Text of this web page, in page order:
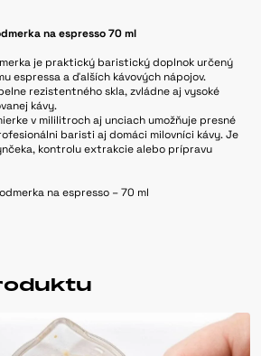
na espresso 70 ml
je praktický baristický doplnok určený
espressa a ďalších kávových nápojov.
rezistentného skla, zvládne aj vysoké
kávy.
v mililitroch aj unciach umožňuje presné
baristi aj domáci milovníci kávy. Je
kontrolu extrakcie alebo prípravu
na espresso – 70 ml